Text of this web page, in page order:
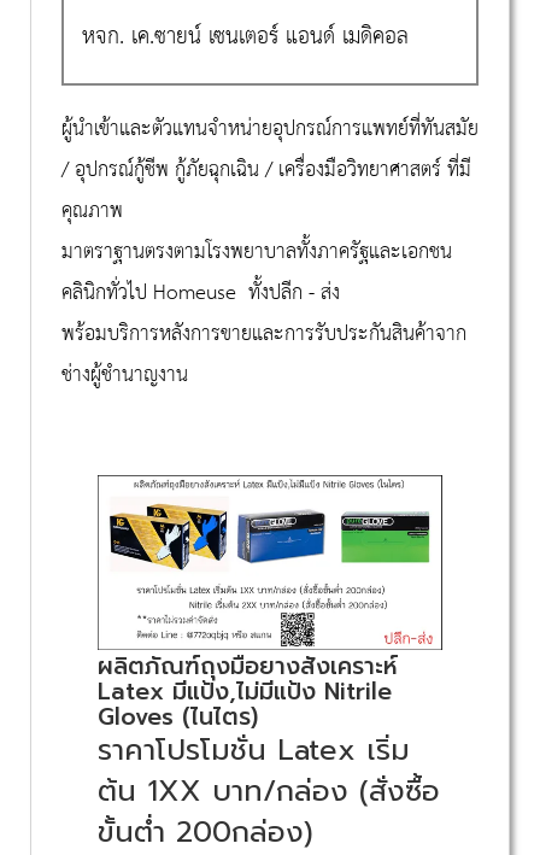
หจก. เค.ซายน์ เซนเตอร์ แอนด์ เมดิคอล
ผู้นำเข้าและตัวแทนจำหน่ายอุปกรณ์การแพทย์ที่ทันสมัย
/ อุปกรณ์กู้ชีพ กู้ภัยฉุกเฉิน / เครื่องมือวิทยาศาสตร์ ที่มี
คุณภาพ
มาตราฐานตรงตามโรงพยาบาลทั้งภาครัฐและเอกชน
คลินิกทั่วไป Homeuse ทั้งปลีก - ส่ง
พร้อมบริการหลังการขายและการรับประกันสินค้าจาก
ช่างผู้ชำนาญงาน
ผลิตภัณฑ์ถุงมือยางสังเคราะห์
Latex มีแป้ง,ไม่มีแป้ง Nitrile
Gloves (ไนไตร)
ราคาโปรโมชั่น Latex เริ่ม
ต้น 1XX บาท/กล่อง (สั่งซื้อ
ขั้นต่ำ 200กล่อง)